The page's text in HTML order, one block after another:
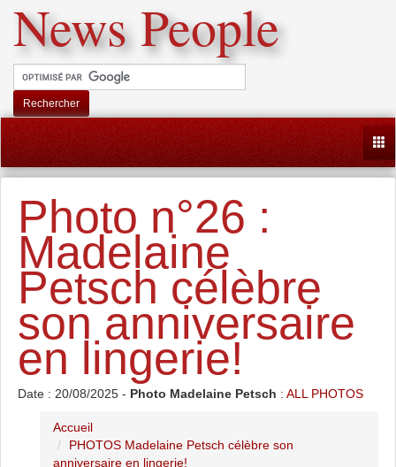
News People
Rechercher
Photo n°26 :
Madelaine
Petsch célèbre
son anniversaire
en lingerie!
Date : 20/08/2025 - Photo Madelaine Petsch : ALL PHOTOS
Accueil
PHOTOS Madelaine Petsch célèbre son
anniversaire en lingerie!